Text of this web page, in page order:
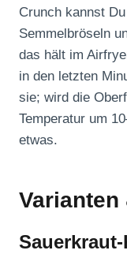
Crunch kannst
Semmelbröseln
das hält im
in den letzten
sie; wird die
Temperatur um
etwas.
Varianten